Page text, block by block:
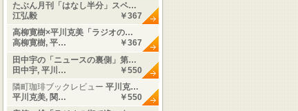
たぶん月刊「はなし半分」スペ…
江弘毅
￥367
高柳寛樹×平川克美「ラジオの…
高柳寛樹, 平…
￥367
田中宇の「ニュースの裏側」第…
田中宇, 平川…
￥550
隣町珈琲ブックレビュー 平川克…
平川克美, 関…
￥550